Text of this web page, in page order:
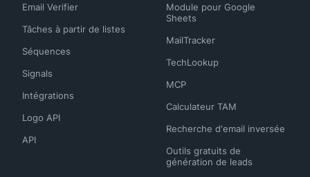
Email Verifier
Tâches à partir de listes
Séquences
Signals
Intégrations
Logo API
API
Module pour Google
Sheets
MailTracker
TechLookup
MCP
Calculateur TAM
Recherche d'email inversée
Outils gratuits de
génération de leads